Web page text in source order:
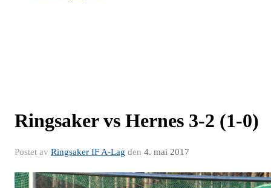
Ringsaker vs Hernes 3-2 (1-0)
Postet av Ringsaker IF A-Lag den 4. mai 2017